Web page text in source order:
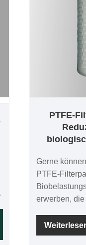
PTFE-
Gerne
PTFE-
erwerben,
PTFE-
absolut